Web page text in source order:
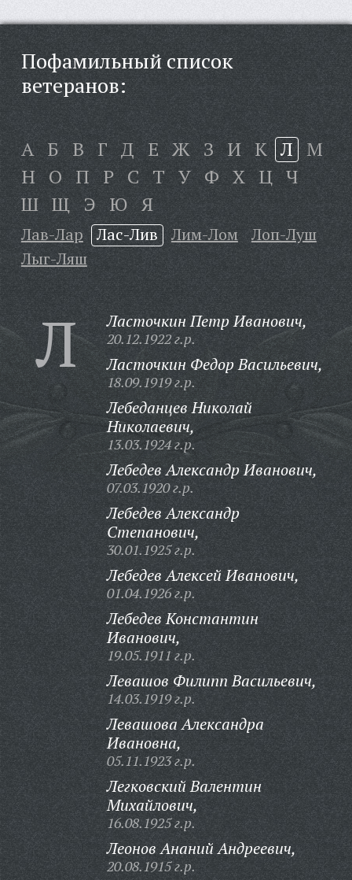
Пофамильный список
ветеранов:
А Б В Г Д Е Ж З И К Л М
Н О П Р С Т У Ф Х Ц Ч
Ш Щ Э Ю Я
Лав-Лар Лас-Лив Лим-Лом
Лоп-Луш
Лыг-Ляш
Л Ласточкин Петр Иванович,
20.12.1922 г.р.
Ласточкин Федор Васильевич,
18.09.1919 г.р.
Лебеданцев Николай
Николаевич,
13.03.1924 г.р.
Лебедев Александр Иванович,
07.03.1920 г.р.
Лебедев Александр
Степанович,
30.01.1925 г.р.
Лебедев Алексей Иванович,
01.04.1926 г.р.
Лебедев Константин
Иванович,
19.05.1911 г.р.
Левашов Филипп Васильевич,
14.03.1919 г.р.
Левашова Александра
Ивановна,
05.11.1923 г.р.
Легковский Валентин
Михайлович,
16.08.1925 г.р.
Леонов Ананий Андреевич,
20.08.1915 г.р.